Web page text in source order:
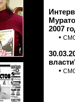
2007
•
•